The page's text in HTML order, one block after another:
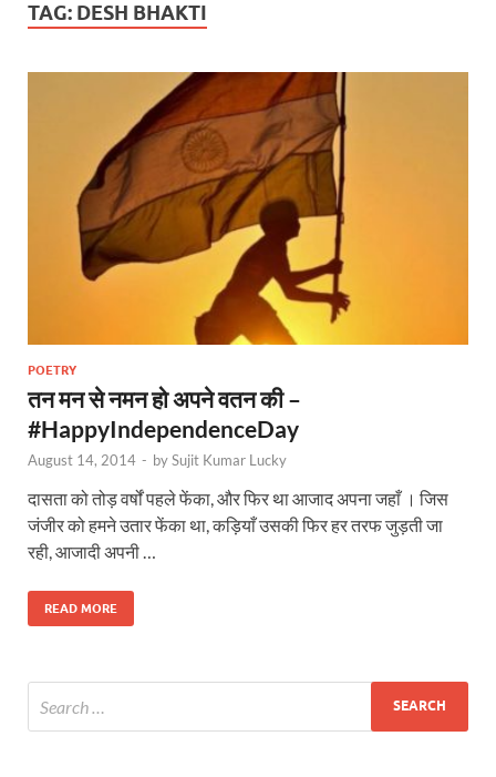
TAG: DESH BHAKTI
POETRY
तन मन से नमन हो अपने वतन की –
#HappyIndependenceDay
August 14, 2014 - bySujit Kumar Lucky
दासता को तोड़ वर्षों पहले फेंका, और फिर था आजाद अपना जहाँ । जिस
जंजीर को हमने उतार फेंका था, कड़ियाँ उसकी फिर हर तरफ जुड़ती जा
रही, आजादी अपनी …
READ MORE